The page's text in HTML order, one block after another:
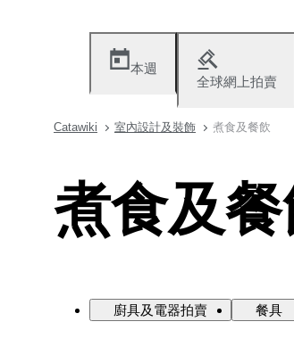
本週
全球網上拍賣
Catawiki 室內設計及裝飾 煮食及餐飲
煮食及餐
廚具及電器拍賣 餐具